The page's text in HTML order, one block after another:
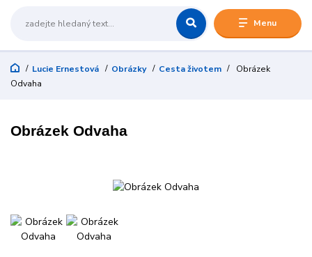
Menu
Lucie Ernestová Obrázky Cesta životem
Obrázek
Odvaha
Obrázek Odvaha